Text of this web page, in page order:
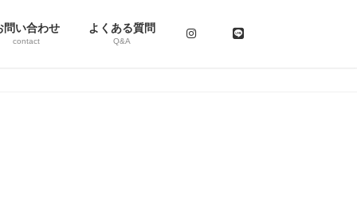
問い合わせ
contact
よくある質問
Q&A